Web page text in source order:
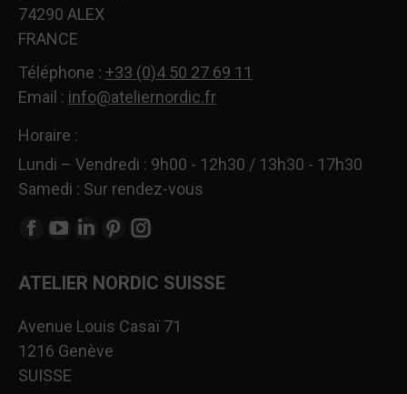
74290 ALEX
FRANCE
Téléphone : +33 (0)4 50 27 69 11
Email : info@ateliernordic.fr
Horaire :
Lundi – Vendredi : 9h00 - 12h30 / 13h30 - 17h30
Samedi : Sur rendez-vous
Trouvez nous sur :
La
Facebook
dans
une
nouvelle
La
YouTube
dans
une
nouvelle
La
LinkedIn
dans
une
La
Pinterest
dans
La
Instagram
dans
ATELIER NORDIC SUISSE
Avenue Louis Casaï 71
1216 Genève
SUISSE